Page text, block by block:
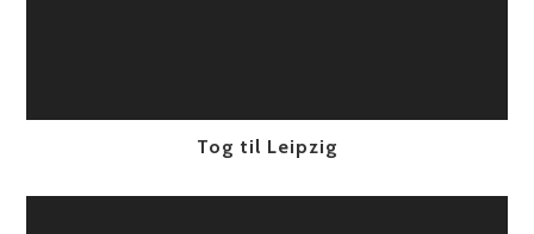
Tog til Leipzig